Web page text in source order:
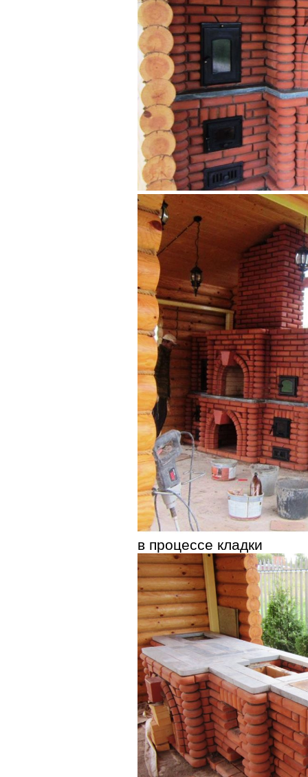
в процессе кладки